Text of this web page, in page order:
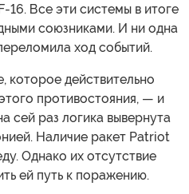
16. Все эти системы в итоге
союзниками. И ни одна
ход событий.
которое действительно
противостояния, — и
сей раз логика вывернута
Наличие ракет Patriot
Однако их отсутствие
ей путь к поражению.